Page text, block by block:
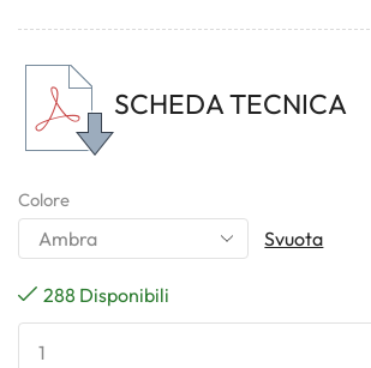
SCHEDA TECNICA
Colore
Svuota
288 Disponibili